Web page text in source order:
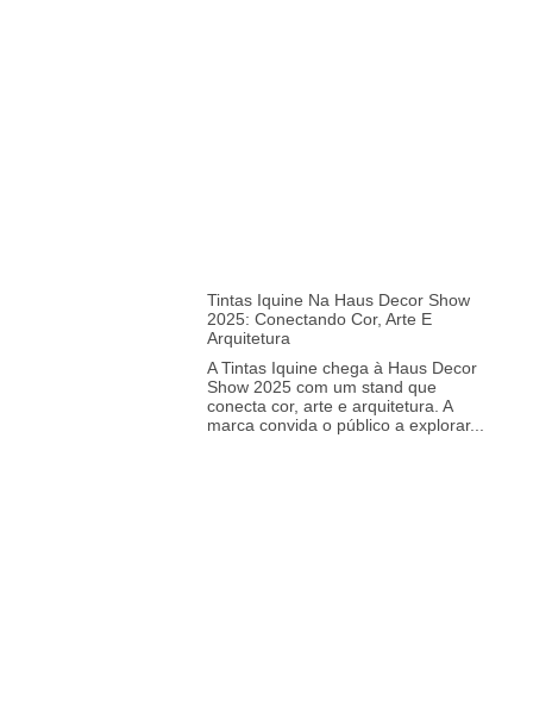
Tintas Iquine Na Haus Decor Show
2025: Conectando Cor, Arte E
Arquitetura
A Tintas Iquine chega à Haus Decor
Show 2025 com um stand que
conecta cor, arte e arquitetura. A
marca convida o público a explorar